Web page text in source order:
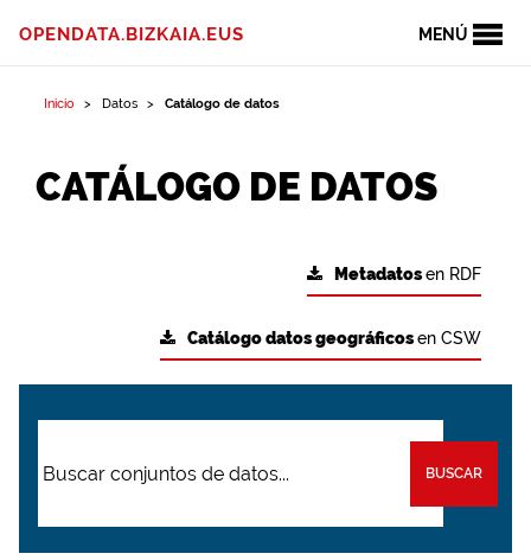
MENÚ
OPENDATA.BIZKAIA.EUS
Inicio Datos Catálogo de datos
CATÁLOGO DE DATOS
Metadatosen RDF
Catálogo datos geográficosen CSW
BUSCAR